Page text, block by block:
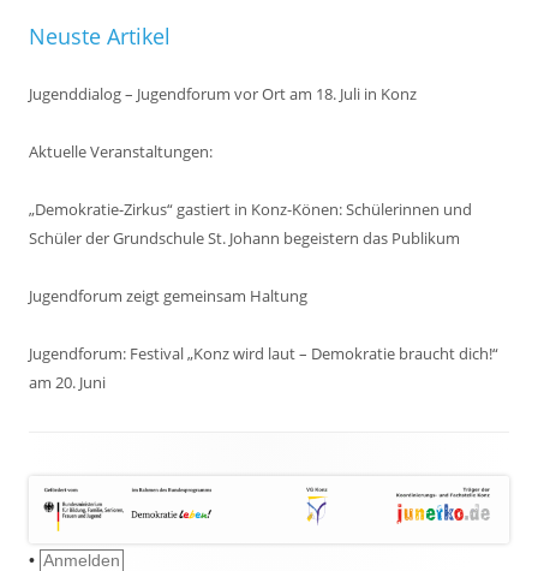
Neuste Artikel
Jugenddialog – Jugendforum vor Ort am 18. Juli in Konz
Aktuelle Veranstaltungen:
„Demokratie-Zirkus“ gastiert in Konz-Könen: Schülerinnen und
Schüler der Grundschule St. Johann begeistern das Publikum
Jugendforum zeigt gemeinsam Haltung
Jugendforum: Festival „Konz wird laut – Demokratie braucht dich!“
am 20. Juni
• Anmelden